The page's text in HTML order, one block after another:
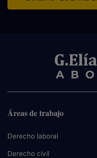
Áreas de trabajo
Derecho laboral
Derecho civil